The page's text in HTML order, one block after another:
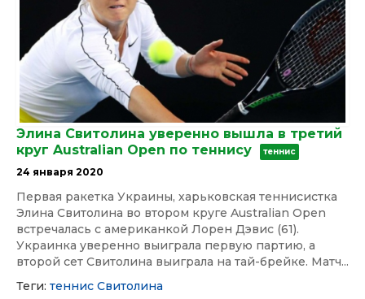
Элина Свитолина уверенно вышла в третий
круг Australian Оpen по теннису
теннис
24 января 2020
Первая ракетка Украины, харьковская теннисистка
Элина Свитолина во втором круге Australian Open
встречалась с американкой Лорен Дэвис (61).
Украинка уверенно выиграла первую партию, а
второй сет Свитолина выиграла на тай-брейке. Матч...
Теги: теннис Свитолина